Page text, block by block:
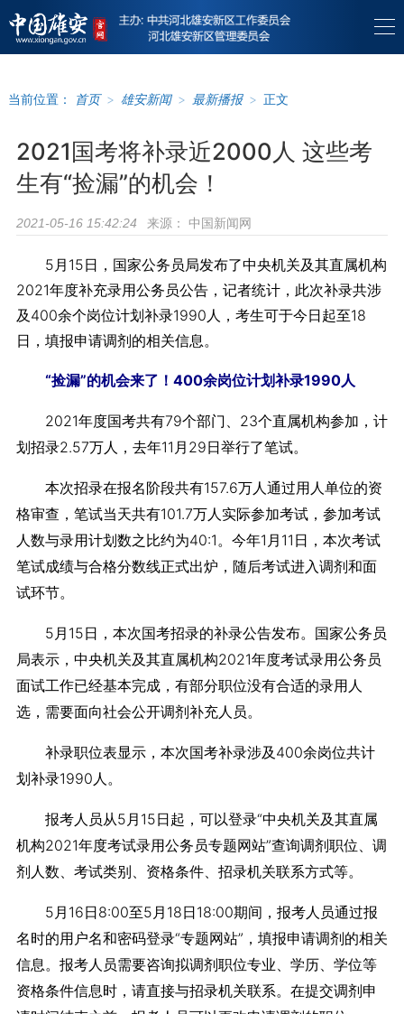
当前位置： 首页 > 雄安新闻 > 最新播报 > 正文
2021国考将补录近2000人 这些考
生有“捡漏”的机会！
2021-05-16 15:42:24 来源： 中国新闻网
5月15日，国家公务员局发布了中央机关及其直属机构
2021年度补充录用公务员公告，记者统计，此次补录共涉
及400余个岗位计划补录1990人，考生可于今日起至18
日，填报申请调剂的相关信息。
“捡漏”的机会来了！400余岗位计划补录1990人
2021年度国考共有79个部门、23个直属机构参加，计
划招录2.57万人，去年11月29日举行了笔试。
本次招录在报名阶段共有157.6万人通过用人单位的资
格审查，笔试当天共有101.7万人实际参加考试，参加考试
人数与录用计划数之比约为40:1。今年1月11日，本次考试
笔试成绩与合格分数线正式出炉，随后考试进入调剂和面
试环节。
5月15日，本次国考招录的补录公告发布。国家公务员
局表示，中央机关及其直属机构2021年度考试录用公务员
面试工作已经基本完成，有部分职位没有合适的录用人
选，需要面向社会公开调剂补充人员。
补录职位表显示，本次国考补录涉及400余岗位共计
划补录1990人。
报考人员从5月15日起，可以登录“中央机关及其直属
机构2021年度考试录用公务员专题网站”查询调剂职位、调
剂人数、考试类别、资格条件、招录机关联系方式等。
5月16日8:00至5月18日18:00期间，报考人员通过报
名时的用户名和密码登录“专题网站”，填报申请调剂的相关
信息。报考人员需要咨询拟调剂职位专业、学历、学位等
资格条件信息时，请直接与招录机关联系。在提交调剂申